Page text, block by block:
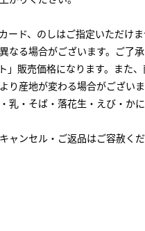
ード、のしはご指定いただけ
る場合がございます。ご了承
販売価格になります。また
産地が変わる場合がござい
乳・そば・落花生・えび・か
ンセル・ご返品はご容赦くだ